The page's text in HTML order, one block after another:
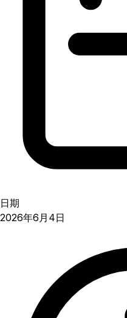
日期
2026年6月4日